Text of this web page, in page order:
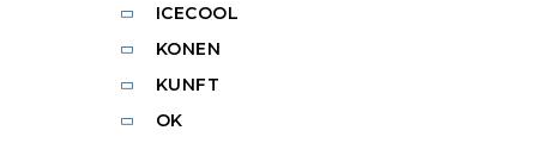
ICECOOL
KONEN
KUNFT
OK